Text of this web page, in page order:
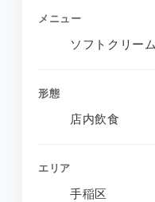
メニュー
ソフトクリー
形態
店内飲食
エリア
手稲区